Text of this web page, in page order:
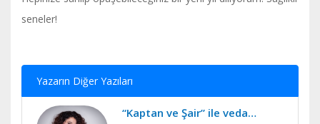
seneler!
Yazarın Diğer Yazıları
“Kaptan ve Şair” ile veda…